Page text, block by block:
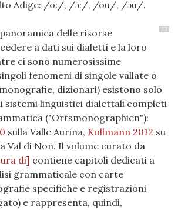
Adige: /o:/, /ɔ:/, /ou/, /ɔu/.
13
delle risorse
a dati sui dialetti e la loro
ci sono numerosissime
fenomeni di singole vallate o
dizionari) esistono solo
sistemi linguistici dialettali completi
("Ortsmonographien"):
sulla Valle Aurina, Kollmann 2012 su
Val di Non. Il volume curato da
di] contiene capitoli dedicati a
grammaticale con carte
specifiche e registrazioni
e rappresenta, quindi,